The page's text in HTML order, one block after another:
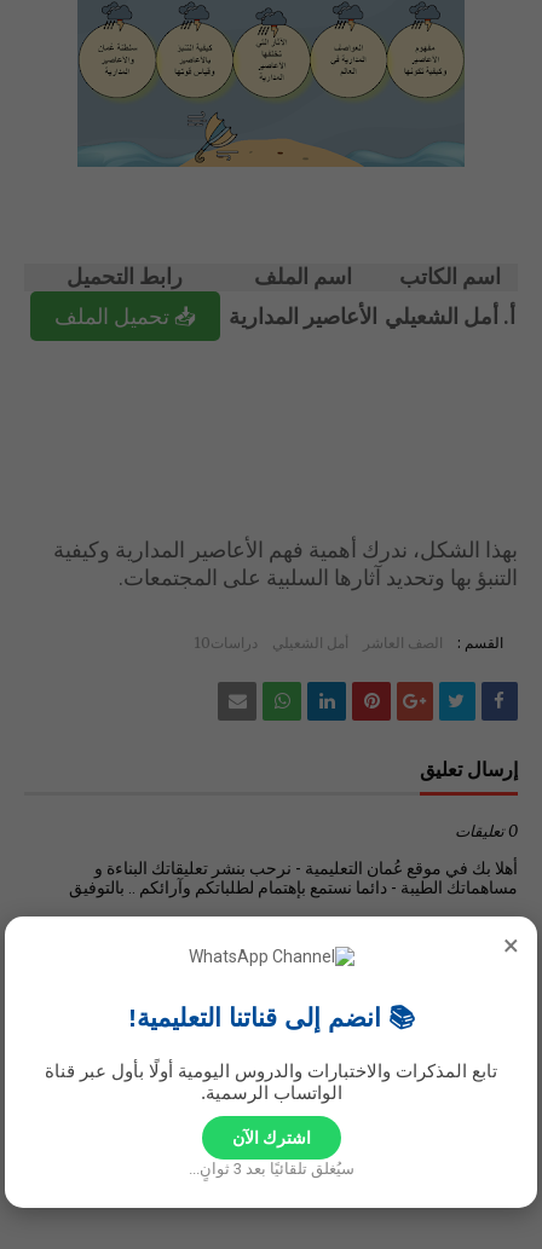
اسم الكاتب اسم الملف
رابط التحميل
أ. أمل الشعيلي الأعاصير المدارية 📥 تحميل الملف
بهذا الشكل، ندرك أهمية فهم الأعاصير المدارية وكيفية
التنبؤ بها وتحديد آثارها السلبية على المجتمعات.
القسم : الصف العاشر أمل الشعيلي دراسات10
إرسال تعليق
0 تعليقات
أهلا بك في موقع عُمان التعليمية - نرحب بنشر تعليقاتك البناءة و
مساهماتك الطيبة - دائما نستمع بإهتمام لطلباتكم وآرائكم .. بالتوفيق
×
📚 انضم إلى قناتنا التعليمية!
تابع المذكرات والاختبارات والدروس اليومية أولًا بأول عبر قناة
الواتساب الرسمية.
اشترك الآن
سيُغلق تلقائيًا بعد 2 ثوانٍ...